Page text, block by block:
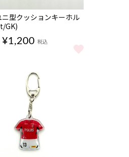
見る
型クッションキーホル
GK)
¥1,200 税込
ニ型クッションキーホルダー(1st/GK)